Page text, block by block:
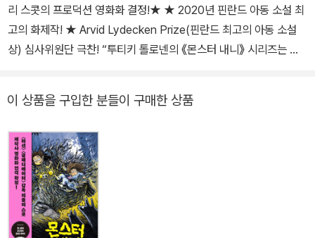
리 스콧의 프로덕션 영화화 결정!★ ★ 2020년 핀란드 아동 소설 최
고의 화제작! ★ Arvid Lydecken Prize(핀란드 최고의 아동 소설
상) 심사위원단 극찬! “투티키 톨로넨의 《몬스터 내니》 시리즈는 베
고의 아동 소설! 전 세계 부모가 극찬한 바로 그 소설! 전 세계 29개국
에 판권이 수출되며 최고의 핀란드 아동 소설로 떠오른 몬스터 내니
시리즈. 완성도 높은 스토리 라인과 뛰어난 흡입력으로 아이는 물론,
어른들까지 아우르는 작품성으로 큰 주목을 받았다. 그뿐만 아니라
'마션', '글래디에이터', '에이리언' 등 뛰어난 영상미로 할리우드에서
손꼽히는 감독 리들리 스콧의 제작사에서 영화화가 결정되며 다시 한
번 화제를 모았다. 핀란드 원작 시리즈는 총 3편이며, 한국어판으로
이 상품을 구입한 분들이 구매한 상품